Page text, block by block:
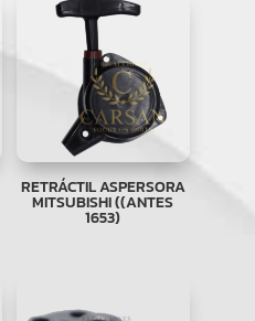
RETRÁCTIL ASPERSORA
MITSUBISHI ((ANTES
1653)